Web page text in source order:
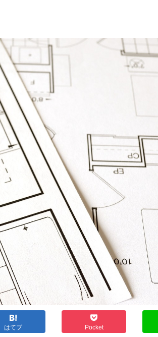
はてブ Pocket